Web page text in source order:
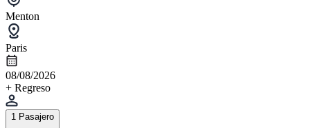
Menton
Paris
08/08/2026
+ Regreso
1 Pasajero